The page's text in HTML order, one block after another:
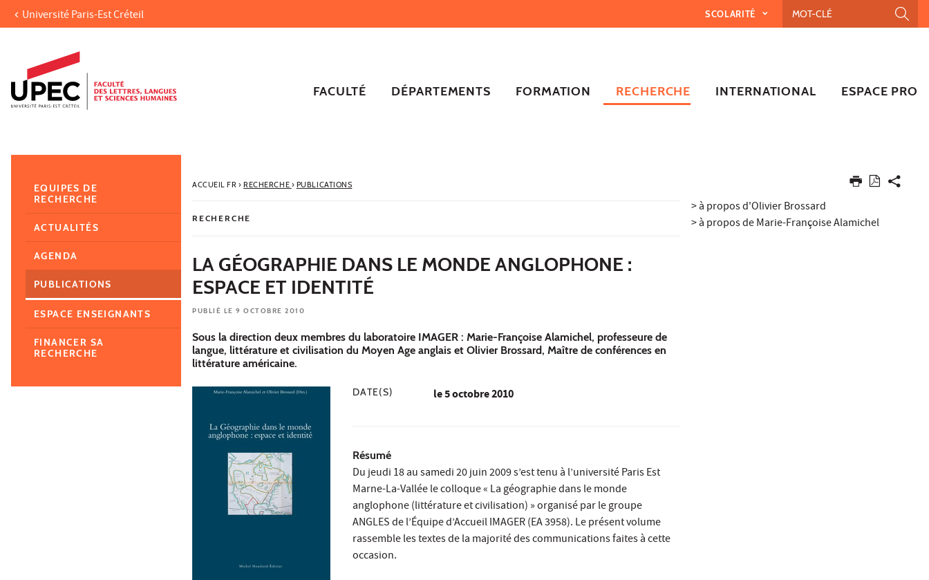
Aller au contenu
Accès directs
Recherche
Navigation secondaire
Université Paris-Est Créteil SCOLARITÉ
FACULTÉ DÉPARTEMENTS FORMATION RECHERCHE INTERNATIONAL ESPACE PRO
ACCUEIL FR› RECHERCHE › PUBLICATIONS
RECHERCHE
LA GÉOGRAPHIE DANS LE MONDE ANGLOPHONE :
ESPACE ET IDENTITÉ
PUBLIÉ LE 9 OCTOBRE 2010
Sous la direction deux membres du laboratoire IMAGER : Marie-Françoise Alamichel, professeure de
langue, littérature et civilisation du Moyen Age anglais et Olivier Brossard, Maître de conférences en
littérature américaine.
DATE(S) le5 octobre 2010
Résumé
Du jeudi 18 au samedi 20 juin 2009 s’est tenu à l’université Paris Est
Marne-La-Vallée le colloque « La géographie dans le monde
anglophone (littérature et civilisation) » organisé par le groupe
ANGLES de l’Équipe d’Accueil IMAGER (EA 3958). Le présent volume
rassemble les textes de la majorité des communications faites à cette
occasion.
> à propos d'Olivier Brossard
> à propos de Marie-Françoise Alamichel
EQUIPES DE
RECHERCHE
ACTUALITÉS
AGENDA
PUBLICATIONS
ESPACE ENSEIGNANTS
FINANCER SA
RECHERCHE